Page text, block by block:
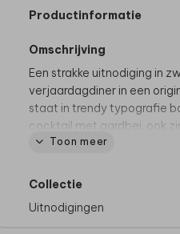
Productinformatie
Omschrijving
Een strakke uitnodiging in
verjaardagdiner in een
staat in trendy typografie
cocktail met aardbei, ook
Toon meer
Collectie
Uitnodigingen